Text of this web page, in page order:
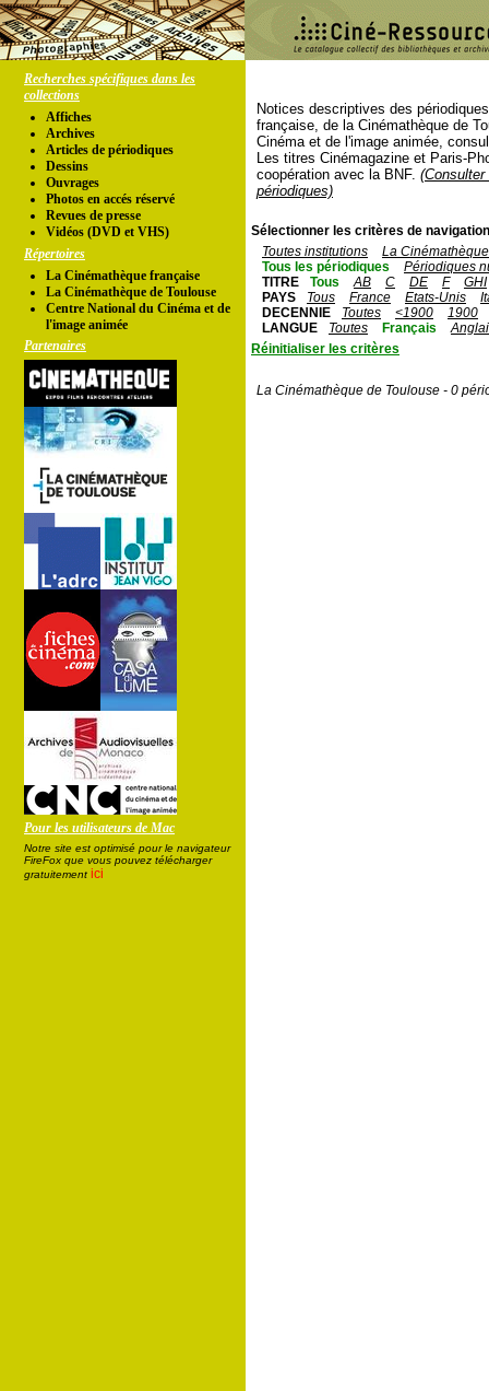
Recherches spécifiques dans les
collections
Affiches
Archives
Articles de périodiques
Dessins
Ouvrages
Photos en accés réservé
Revues de presse
Vidéos (DVD et VHS)
Répertoires
La Cinémathèque française
La Cinémathèque de Toulouse
Centre National du Cinéma et de
l'image animée
Partenaires
Pour les utilisateurs de Mac
Notre site est optimisé pour le navigateur
FireFox que vous pouvez télécharger
gratuitement ici
Notices descriptives des
française, de la Cinémathèque de
Cinéma et de l'image animée,
Les titres Cinémagazine et Paris-
coopération avec la BNF.
périodiques)
Sélectionner les critères de
Toutes institutions
La
Tous les périodiques
Périodiques
TITRE
Tous AB C DE F
GHI
PAYS
Tous France Etats-Unis
DECENNIE
Toutes <1900
1900
LANGUE
Toutes Français
Réinitialiser les critères
La Cinémathèque de Toulouse - 0